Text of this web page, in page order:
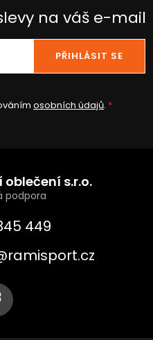
na váš e-mail
osobních údajů.
PŘIHLÁSIT SE
s.r.o.
449
ramisport.cz